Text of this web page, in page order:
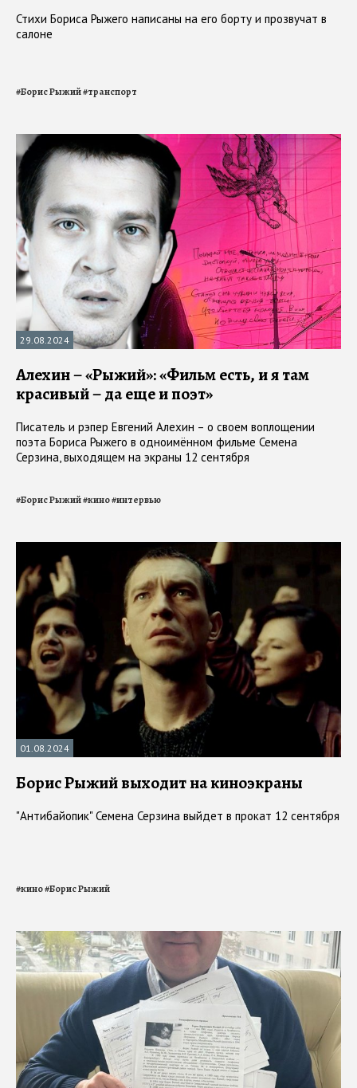
Стихи Бориса Рыжего написаны на его борту и прозвучат в
салоне
#Борис Рыжий#транспорт
29.08.2024
Алехин – «Рыжий»: «Фильм есть, и я там
красивый – да еще и поэт»
Писатель и рэпер Евгений Алехин – о своем воплощении
поэта Бориса Рыжего в одноимённом фильме Семена
Серзина, выходящем на экраны 12 сентября
#Борис Рыжий#кино#интервью
01.08.2024
Борис Рыжий выходит на киноэкраны
"Антибайопик" Семена Серзина выйдет в прокат 12 сентября
#кино#Борис Рыжий